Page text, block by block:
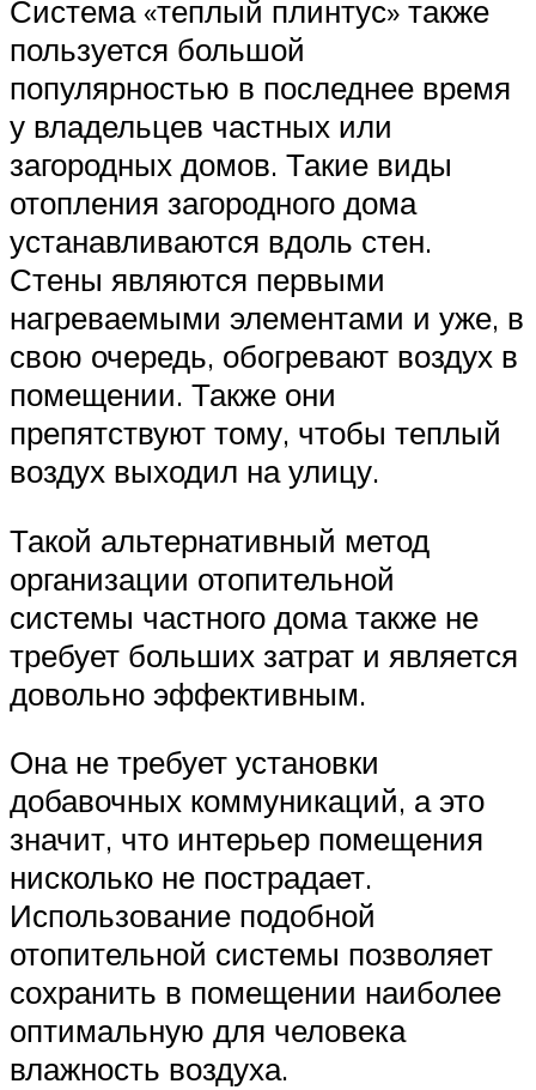
Система «теплый плинтус» также
пользуется большой
популярностью в последнее время
у владельцев частных или
загородных домов. Такие виды
отопления загородного дома
устанавливаются вдоль стен.
Стены являются первыми
нагреваемыми элементами и уже, в
свою очередь, обогревают воздух в
помещении. Также они
препятствуют тому, чтобы теплый
воздух выходил на улицу.
Такой альтернативный метод
организации отопительной
системы частного дома также не
требует больших затрат и является
довольно эффективным.
Она не требует установки
добавочных коммуникаций, а это
значит, что интерьер помещения
нисколько не пострадает.
Использование подобной
отопительной системы позволяет
сохранить в помещении наиболее
оптимальную для человека
влажность воздуха.